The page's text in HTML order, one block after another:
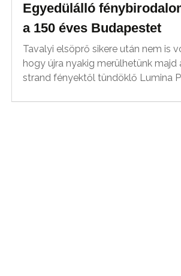
Egyedülálló
a 150 éves Budapestet
Tavalyi elsöprő sikere után nem is
hogy újra nyakig merülhetünk majd
strand fényektől tündöklő Lumina